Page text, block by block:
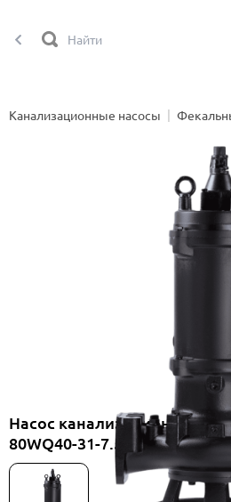
Канализационные насосы
Насос канализационный
80WQ40-31-7.5ES(II)